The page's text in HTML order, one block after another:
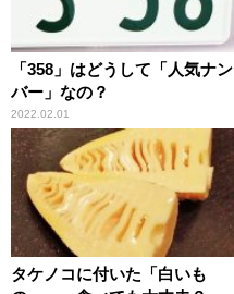
「358」はどうして「人気ナン
バー」なの？
2022.02.01
タケノコに付いた「白いも